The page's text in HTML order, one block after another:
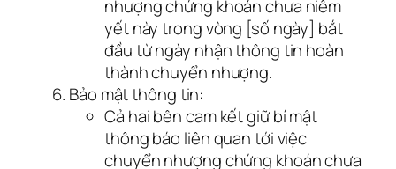
nhượng chứng khoán chưa niêm
yết này trong vòng [số ngày] bắt
đầu từ ngày nhận thông tin hoàn
thành chuyển nhượng.
Bảo mật thông tin:
Cả hai bên cam kết giữ bí mật
thông báo liên quan tới việc
chuyển nhượng chứng khoán chưa